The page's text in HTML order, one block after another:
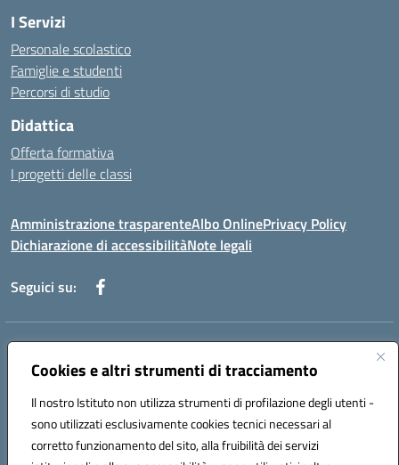
Cookies e altri strumenti di tracciamento
Il nostro Istituto non utilizza strumenti di profilazione degli utenti -
sono utilizzati esclusivamente cookies tecnici necessari al
corretto funzionamento del sito, alla fruibilità dei servizi
I Servizi
Personale scolastico
Famiglie e studenti
Percorsi di studio
Didattica
Offerta formativa
I progetti delle classi
Amministrazione trasparenteAlbo OnlinePrivacy Policy
Dichiarazione di accessibilitàNote legali
Seguici su:
Indirizzo:
Centralino:+39 0965 78 12 60 Email:rcic841003@istruzione.it
Codice fiscale: 92034530805
Codice meccanografico:
rcic841003
Codice Indice delle Pubbliche Amministrazioni (IPA): istsc_rcic841003